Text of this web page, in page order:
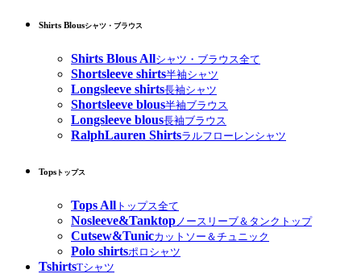
Shirts Blousシャツ・ブラウス
Shirts Blous Allシャツ・ブラウス全て
Shortsleeve shirts半袖シャツ
Longsleeve shirts長袖シャツ
Shortsleeve blous半袖ブラウス
Longsleeve blous長袖ブラウス
RalphLauren Shirtsラルフローレンシャツ
Tops トップス
Tops All トップス全て
Nosleeve&Tanktop ノースリーブ＆タンクトップ
Cutsew&Tunicカットソー＆チュニック
Polo shirtsポロシャツ
TshirtsTシャツ